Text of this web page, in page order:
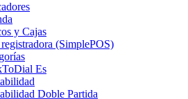
y Cajas
(SimplePOS)
Es
Doble Partida